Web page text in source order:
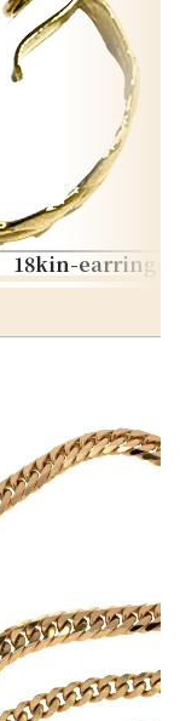
18kin-earrings